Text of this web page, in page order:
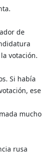
de
votación.
Si había
ese
mucho
rusa